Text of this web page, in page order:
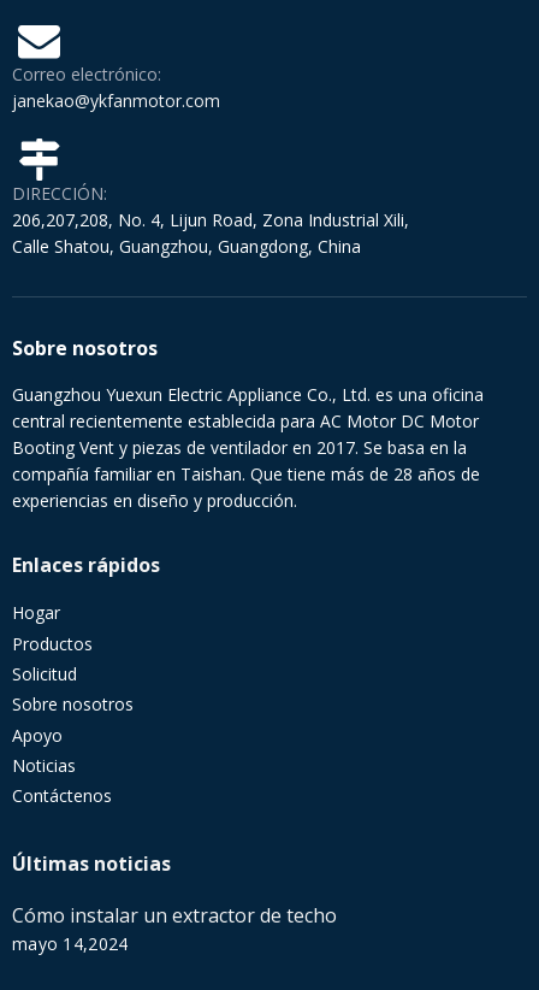
Correo electrónico:
janekao@ykfanmotor.com
DIRECCIÓN:
206,207,208, No. 4, Lijun Road, Zona Industrial Xili,
Calle Shatou, Guangzhou, Guangdong, China
Sobre nosotros
Guangzhou Yuexun Electric Appliance Co., Ltd. es una oficina
central recientemente establecida para AC Motor DC Motor
Booting Vent y piezas de ventilador en 2017. Se basa en la
compañía familiar en Taishan. Que tiene más de 28 años de
experiencias en diseño y producción.
Enlaces rápidos
Hogar
Productos
Solicitud
Sobre nosotros
Apoyo
Noticias
Contáctenos
Últimas noticias
Cómo instalar un extractor de techo
mayo 14,2024